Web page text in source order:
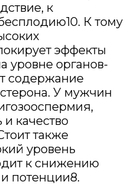
к
К тому
эффекты
уровне органов-
содержание
У мужчин
и качество
также
уровень
к снижению
потенции8.